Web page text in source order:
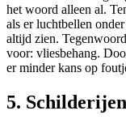
het woord alleen al.
als er luchtbellen
altijd zien.
voor: vliesbehang.
er minder kans op
5.